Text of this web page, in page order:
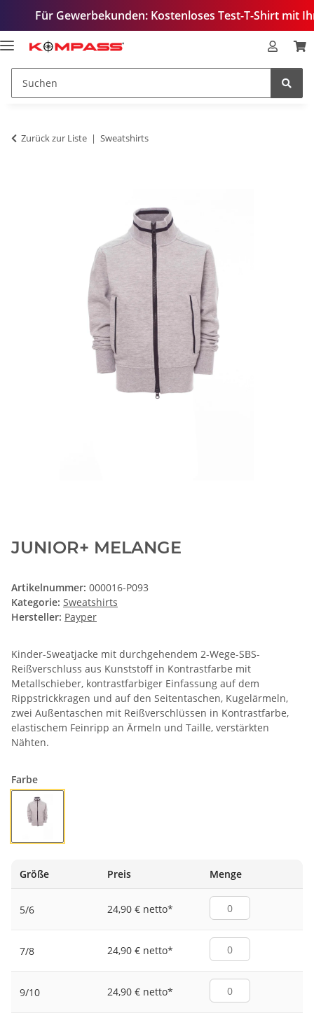
Gewerbekunden: Kostenloses Test-T-Shirt mit Ihrem
Zurück zur Liste Sweatshirts
JUNIOR+ MELANGE
Artikelnummer: 000016-P093
Kategorie: Sweatshirts
Hersteller: Payper
Kinder-Sweatjacke mit durchgehendem 2-Wege-SBS-
Reißverschluss aus Kunststoff in Kontrastfarbe mit
Metallschieber, kontrastfarbiger Einfassung auf dem
Rippstrickkragen und auf den Seitentaschen, Kugelärmeln,
zwei Außentaschen mit Reißverschlüssen in Kontrastfarbe,
elastischem Feinripp an Ärmeln und Taille, verstärkten
Nähten.
Farbe
Größe
Preis Menge
5/6 24,90 € netto*
7/8 24,90 € netto*
9/10 24,90 € netto*